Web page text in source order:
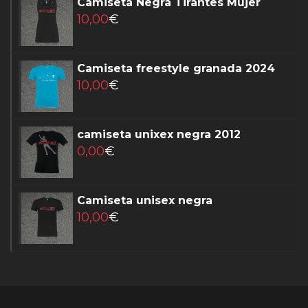
10,00€
Camiseta freestyle granada 2024
10,00€
camiseta unixex negra 2012
0,00€
Camiseta unisex negra
10,00€